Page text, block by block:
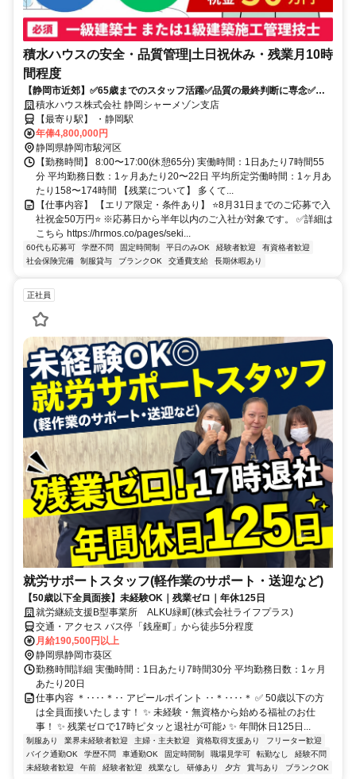
積水ハウスの安全・品質管理|土日祝休み・残業月10時
間程度
【静岡市近郊】✅65歳までのスタッフ活躍✅品質の最終判断に専念✅施
工図作成なし・残業月10h・年休129日
積水ハウス株式会社 静岡シャーメゾン支店
【最寄り駅】 ・静岡駅
年俸4,800,000円
静岡県静岡市駿河区
【勤務時間】 8:00〜17:00(休憩65分) 実働時間：1日あたり7時間55
分 平均勤務日数：1ヶ月あたり20〜22日 平均所定労働時間：1ヶ月あ
たり158〜174時間 【残業について】 多くて...
【仕事内容】 【エリア限定・条件あり】 ⭐8月31日までのご応募で入
社祝金50万円⭐ ※応募日から半年以内のご入社が対象です。 ✅詳細は
こちら https://hrmos.co/pages/seki...
60代も応募可 学歴不問 固定時間制 平日のみOK 経験者歓迎
有資格者歓迎
社会保険完備
制服貸与 ブランクOK 交通費支給 長期休暇あり
正社員
就労サポートスタッフ(軽作業のサポート・送迎など)
【50歳以下全員面接】未経験OK｜残業ゼロ｜年休125日
就労継続支援B型事業所 ALKU緑町(株式会社ライフプラス)
交通・アクセス バス停「銭座町」から徒歩5分程度
月給190,500円以上
静岡県静岡市葵区
勤務時間詳細 実働時間：1日あたり7時間30分 平均勤務日数：1ヶ月
あたり20日
仕事内容 ＊‥‥＊‥ アピールポイント ‥＊‥‥＊ ✅ 50歳以下の方
は全員面接いたします！ ✨ 未経験・無資格から始める福祉のお仕
事！ ✨ 残業ゼロで17時ピタッと退社が可能♪ ✨ 年間休日125日...
制服あり 業界未経験者歓迎 主婦・主夫歓迎 資格取得支援あり
フリーター歓迎
バイク通勤OK
学歴不問 車通勤OK 固定時間制 職場見学可 転勤なし
経験不問
未経験者歓迎
午前 経験者歓迎 残業なし 研修あり 夕方 賞与あり ブランクOK